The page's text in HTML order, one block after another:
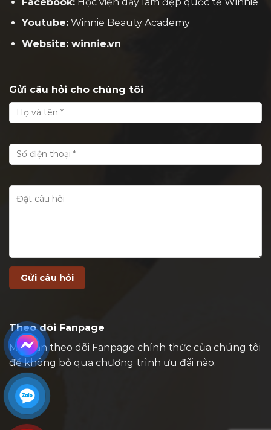
Youtube:Winnie Beauty Academy
Website: winnie.vn
Gửi câu hỏi cho chúng tôi
Theo dõi Fanpage
Mời bạn theo dõi Fanpage chính thức của chúng tôi
để không bỏ qua chương trình ưu đãi nào.